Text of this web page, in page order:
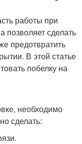
работы при
позволяет сделать
предотвратить
В этой статье
побелку на
необходимо
сделать: